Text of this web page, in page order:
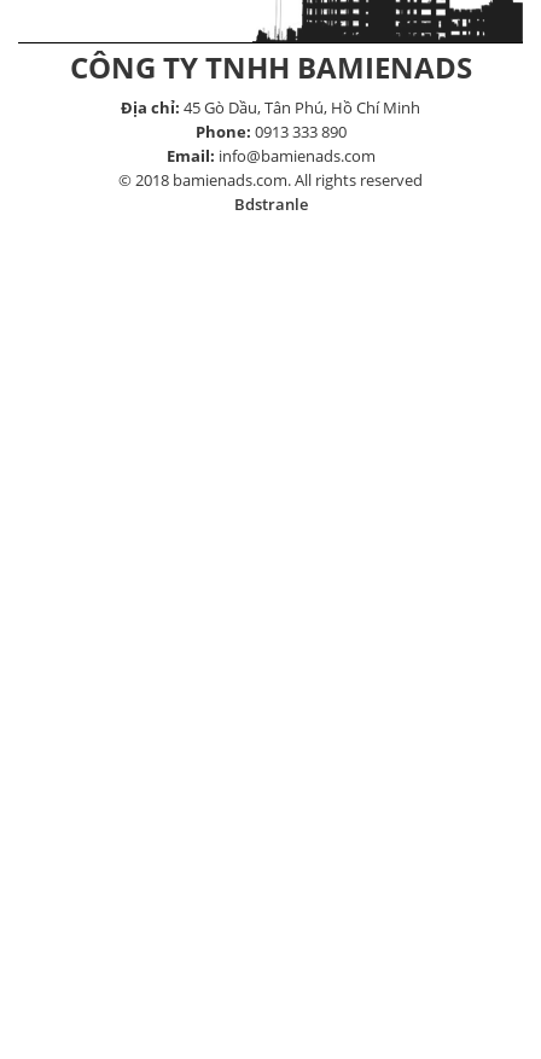
CÔNG TY TNHH BAMIENADS
Địa chỉ: 45 Gò Dầu, Tân Phú, Hồ Chí Minh
Phone: 0913 333 890
Email: info@bamienads.com
© 2018 bamienads.com. All rights reserved
Bdstranle